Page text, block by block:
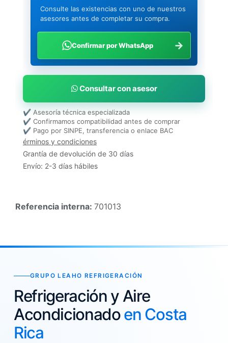
Consulte las existencias con uno de nuestros
asesores antes de completar su compra.
Confirmar por WhatsApp →
Consultar con asesor
✔ Asesoría técnica especializada
✔ Confirmamos compatibilidad antes de comprar
✔ Pago por SINPE, transferencia o enlace BAC
érminos y condiciones
Grantía de devolución de 30 días
Envío: 2-3 días hábiles
Referencia interna: 701013
GRUPO LEAHO REFRIGERACIÓN
Refrigeración y Aire
Acondicionadoen Costa
Rica